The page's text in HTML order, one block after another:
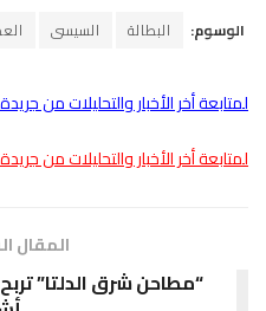
الوسوم: البطالة السيسى
لمتابعة أخر الأخبار والتحليلات من
لمتابعة أخر الأخبار والتحليلات من
المقال